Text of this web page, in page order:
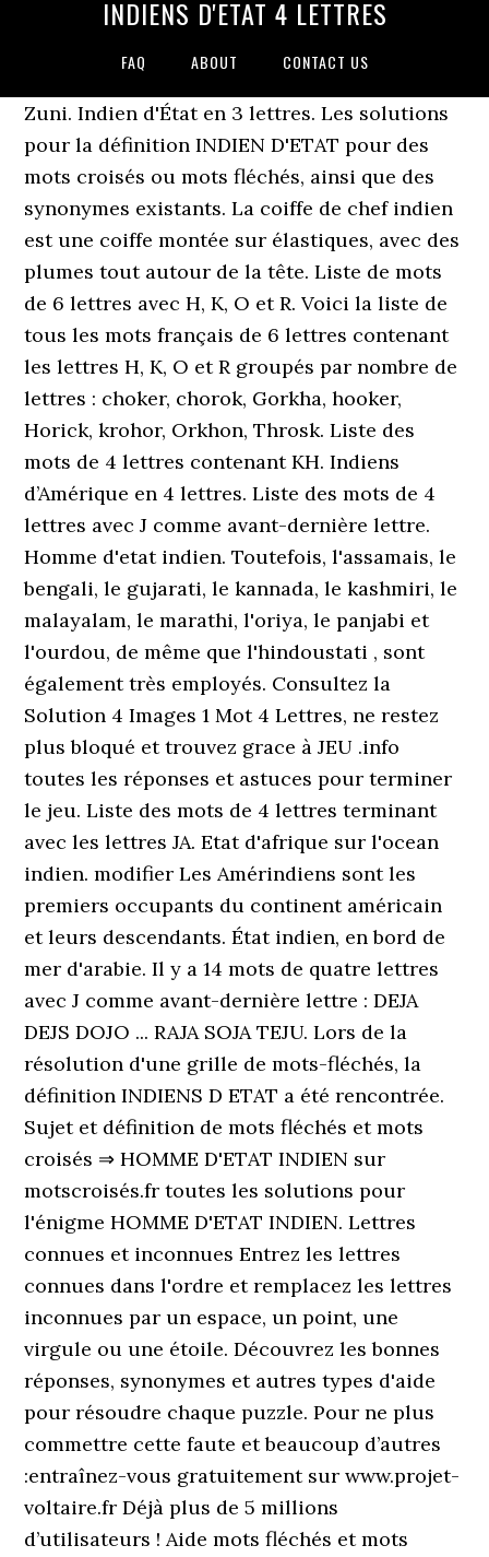
INDIENS D'ETAT 4 LETTRES
FAQ ABOUT CONTACT US
Zuni. Indien d'État en 3 lettres. Les solutions
pour la définition INDIEN D'ETAT pour des
mots croisés ou mots fléchés, ainsi que des
synonymes existants. La coiffe de chef indien
est une coiffe montée sur élastiques, avec des
plumes tout autour de la tête. Liste de mots
de 6 lettres avec H, K, O et R. Voici la liste de
tous les mots français de 6 lettres contenant
les lettres H, K, O et R groupés par nombre de
lettres : choker, chorok, Gorkha, hooker,
Horick, krohor, Orkhon, Throsk. Liste des
mots de 4 lettres contenant KH. Indiens
d’Amérique en 4 lettres. Liste des mots de 4
lettres avec J comme avant-dernière lettre.
Homme d'etat indien. Toutefois, l'assamais, le
bengali, le gujarati, le kannada, le kashmiri, le
malayalam, le marathi, l'oriya, le panjabi et
l'ourdou, de même que l'hindoustati , sont
également très employés. Consultez la
Solution 4 Images 1 Mot 4 Lettres, ne restez
plus bloqué et trouvez grace à JEU .info
toutes les réponses et astuces pour terminer
le jeu. Liste des mots de 4 lettres terminant
avec les lettres JA. Etat d'afrique sur l'ocean
indien. modifier Les Amérindiens sont les
premiers occupants du continent américain
et leurs descendants. État indien, en bord de
mer d'arabie. Il y a 14 mots de quatre lettres
avec J comme avant-dernière lettre : DEJA
DEJS DOJO ... RAJA SOJA TEJU. Lors de la
résolution d'une grille de mots-fléchés, la
définition INDIENS D ETAT a été rencontrée.
Sujet et définition de mots fléchés et mots
croisés ⇒ HOMME D'ETAT INDIEN sur
motscroisés.fr toutes les solutions pour
l'énigme HOMME D'ETAT INDIEN. Lettres
connues et inconnues Entrez les lettres
connues dans l'ordre et remplacez les lettres
inconnues par un espace, un point, une
virgule ou une étoile. Découvrez les bonnes
réponses, synonymes et autres types d'aide
pour résoudre chaque puzzle. Pour ne plus
commettre cette faute et beaucoup d’autres
:entraînez-vous gratuitement sur www.projet-
voltaire.fr Déjà plus de 5 millions
d’utilisateurs ! Aide mots fléchés et mots